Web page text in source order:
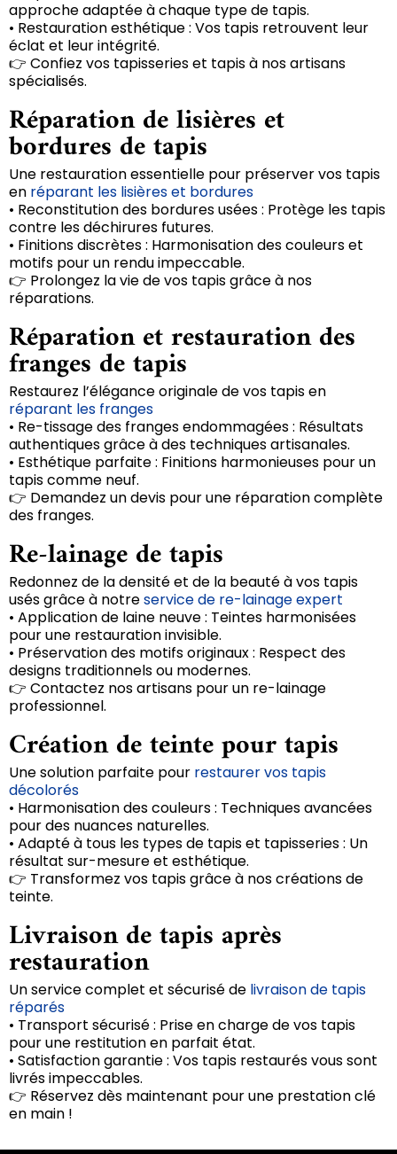
approche adaptée à chaque type de tapis.
• Restauration esthétique : Vos tapis retrouvent leur
éclat et leur intégrité.
👉 Confiez vos tapisseries et tapis à nos artisans
spécialisés.
Réparation de lisières et
bordures de tapis
Une restauration essentielle pour préserver vos tapis
en réparant les lisières et bordures
• Reconstitution des bordures usées : Protège les tapis
contre les déchirures futures.
• Finitions discrètes : Harmonisation des couleurs et
motifs pour un rendu impeccable.
👉 Prolongez la vie de vos tapis grâce à nos
réparations.
Réparation et restauration des
franges de tapis
Restaurez l’élégance originale de vos tapis en
réparant les franges
• Re-tissage des franges endommagées : Résultats
authentiques grâce à des techniques artisanales.
• Esthétique parfaite : Finitions harmonieuses pour un
tapis comme neuf.
👉 Demandez un devis pour une réparation complète
des franges.
Re-lainage de tapis
Redonnez de la densité et de la beauté à vos tapis
usés grâce à notreservice de re-lainage expert
• Application de laine neuve : Teintes harmonisées
pour une restauration invisible.
• Préservation des motifs originaux : Respect des
designs traditionnels ou modernes.
👉 Contactez nos artisans pour un re-lainage
professionnel.
Création de teinte pour tapis
Une solution parfaite pour restaurer vos tapis
décolorés
• Harmonisation des couleurs : Techniques avancées
pour des nuances naturelles.
• Adapté à tous les types de tapis et tapisseries : Un
résultat sur-mesure et esthétique.
👉 Transformez vos tapis grâce à nos créations de
teinte.
Livraison de tapis après
restauration
Un service complet et sécurisé de livraison de tapis
réparés
• Transport sécurisé : Prise en charge de vos tapis
pour une restitution en parfait état.
• Satisfaction garantie : Vos tapis restaurés vous sont
livrés impeccables.
👉 Réservez dès maintenant pour une prestation clé
en main !